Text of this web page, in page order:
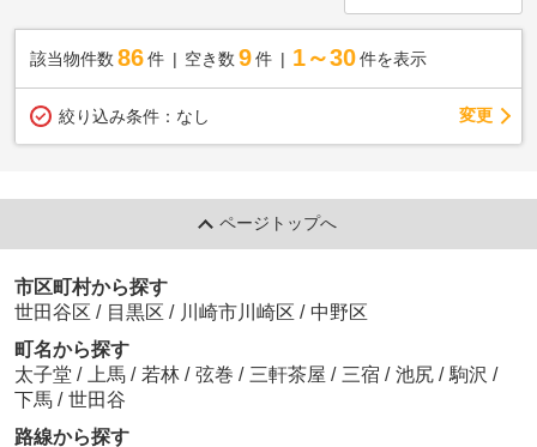
該当物件数 86件 空き数 9 件 1～30 件を表示
絞り込み条件： なし 変更
ページトップへ
市区町村から探す
世田谷区 / 目黒区 / 川崎市川崎区 / 中野区
町名から探す
太子堂 / 上馬 / 若林 / 弦巻 / 三軒茶屋 / 三宿 / 池尻 / 駒沢 /
下馬 / 世田谷
路線から探す